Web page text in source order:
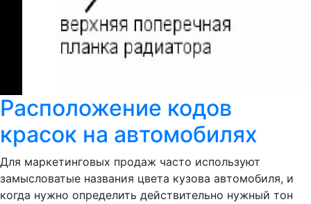
Расположение кодов
красок на автомобилях
Для маркетинговых продаж часто используют
замысловатые названия цвета кузова автомобиля, и
когда нужно определить действительно нужный тон